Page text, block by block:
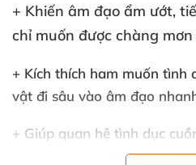
+ Khiến âm đạo ẩm ướt,
chỉ muốn được chàng
+ Kích thích ham muốn tình
vật đi sâu vào âm đạo
+ Giúp quan hệ tình dục
và thăng hoa hơn